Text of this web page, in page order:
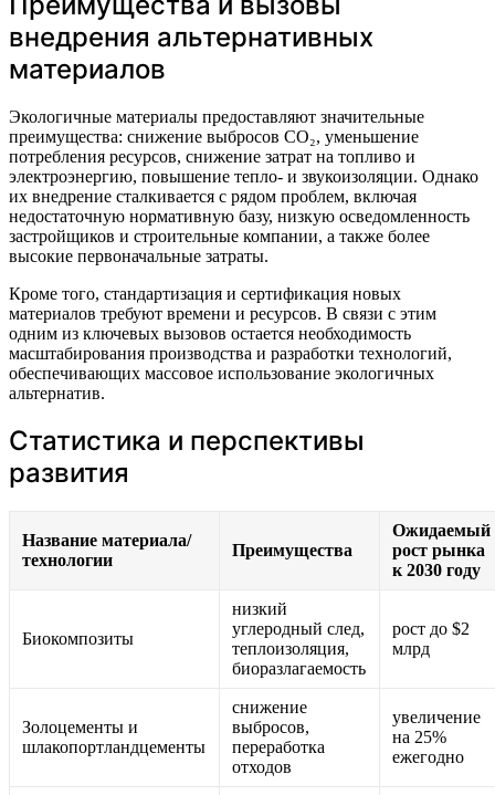
внедрения альтернативных
материалов
Экологичные материалы предоставляют значительные
преимущества: снижение выбросов CO₂, уменьшение
потребления ресурсов, снижение затрат на топливо и
электроэнергию, повышение тепло- и звукоизоляции. Однако
их внедрение сталкивается с рядом проблем, включая
недостаточную нормативную базу, низкую осведомленность
застройщиков и строительные компании, а также более
высокие первоначальные затраты.
Кроме того, стандартизация и сертификация новых
материалов требуют времени и ресурсов. В связи с этим
одним из ключевых вызовов остается необходимость
масштабирования производства и разработки технологий,
обеспечивающих массовое использование экологичных
альтернатив.
Статистика и перспективы
развития
Название материала/
технологии
Преимущества
Ожидаемый
рост рынка
к 2030 году
Биокомпозиты
низкий
углеродный след,
теплоизоляция,
биоразлагаемость
рост до $2
млрд
Золоцементы и
шлакопортландцементы
снижение
выбросов,
переработка
отходов
увеличение
на 25%
ежегодно